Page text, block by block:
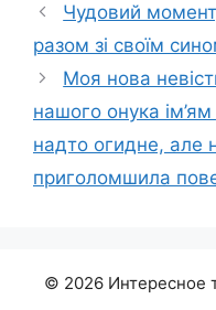
Чудовий
разом зі своїм
Моя нова
нашого онука
надто огидне, але
приголомшила
© 2026 Интересное